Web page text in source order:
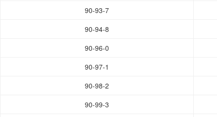
90-93-7
90-94-8
90-96-0
90-97-1
90-98-2
90-99-3